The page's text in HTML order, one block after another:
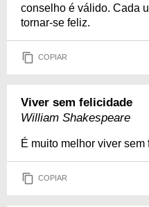
conselho é válido. Cada
tornar-se feliz.
COPIAR
Viver sem felicidade
William Shakespeare
É muito melhor viver
COPIAR